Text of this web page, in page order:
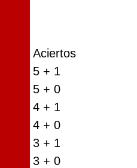
Aciertos
5 + 1
5 + 0
4 + 1
4 + 0
3 + 1
3 + 0